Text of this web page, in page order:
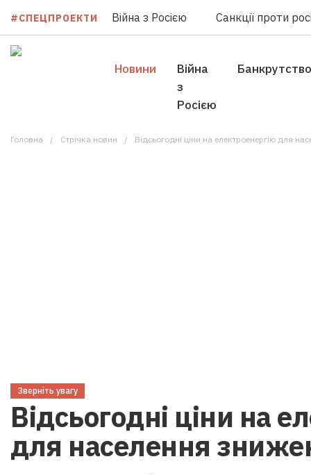
#СПЕЦПРОЕКТИ Війна з Росією Санкції проти
Новини
Війна
з
Росією
Банкрутство
Головна Стрічка новин Відсьогодні ціни на електроенергію для
Зверніть увагу
Відсьогодні ціни на
для населення